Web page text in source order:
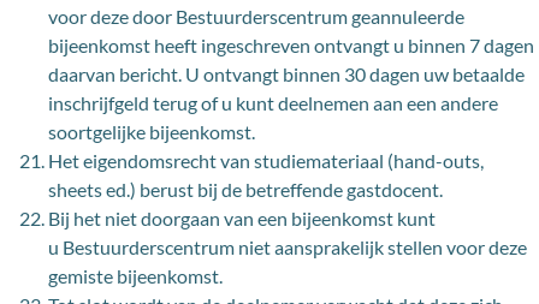
voor deze door Bestuurderscentrum geannuleerde
bijeenkomst heeft ingeschreven ontvangt u binnen 7 dagen
daarvan bericht. U ontvangt binnen 30 dagen uw betaalde
inschrijfgeld terug of u kunt deelnemen aan een andere
soortgelijke bijeenkomst.
Het eigendomsrecht van studiemateriaal (hand-outs,
sheets ed.) berust bij de betreffende gastdocent.
Bij het niet doorgaan van een bijeenkomst kunt
u Bestuurderscentrum niet aansprakelijk stellen voor deze
gemiste bijeenkomst.